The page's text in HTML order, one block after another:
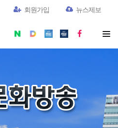
회원가입 뉴스제보